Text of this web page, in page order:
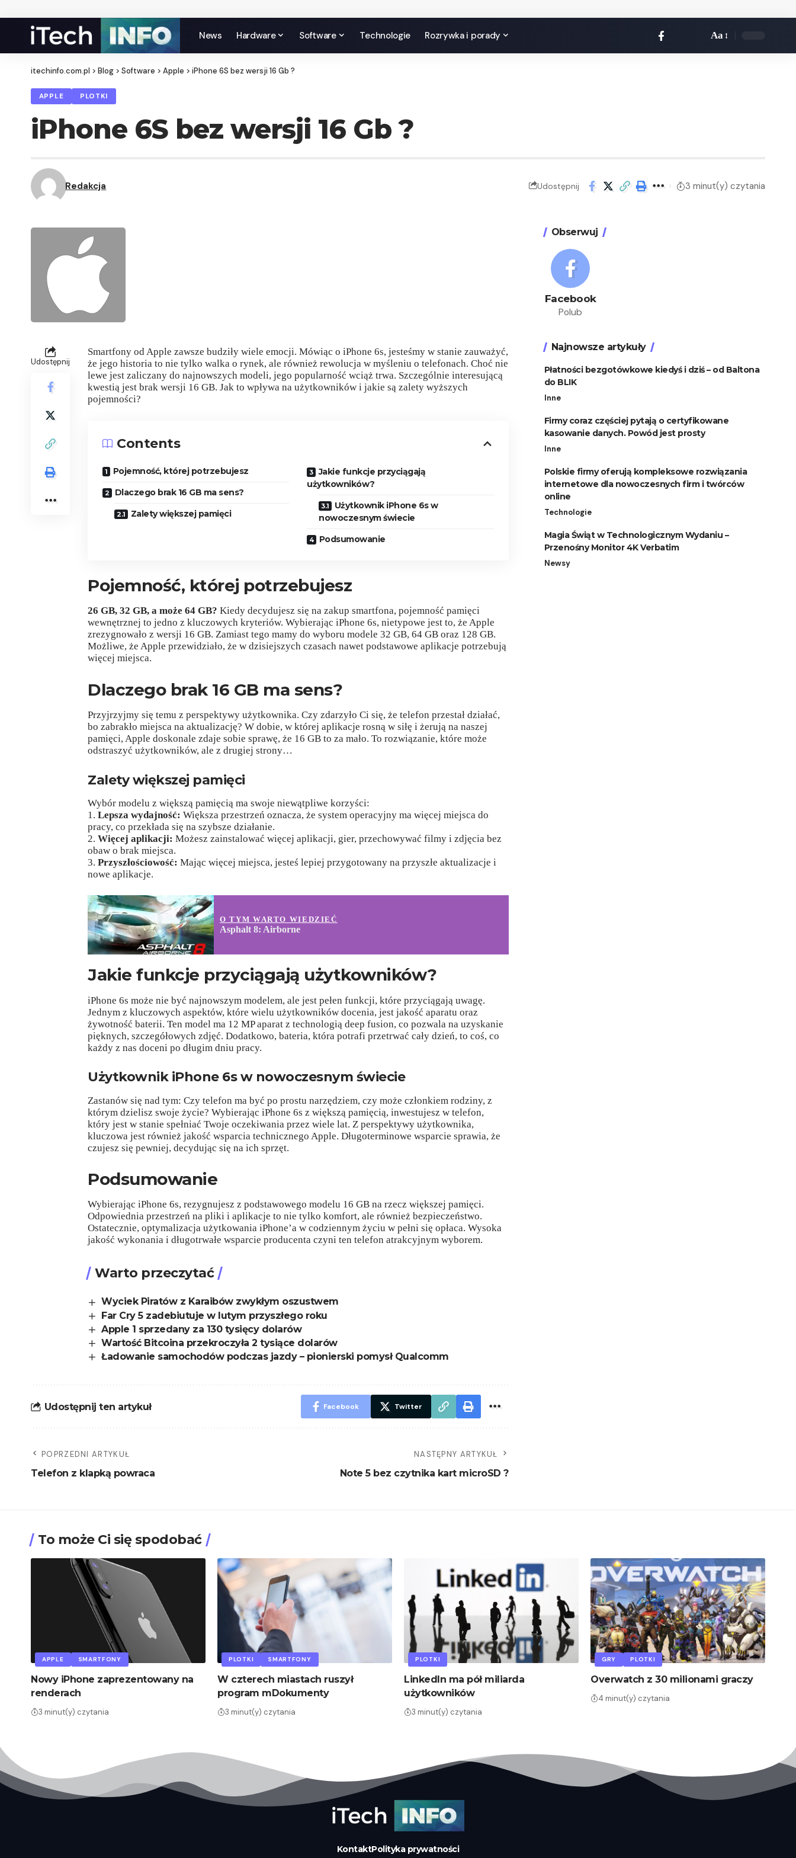
News Hardware Software Technologie Rozrywka i porady Aa
itechinfo.com.pl > Blog > Software > Apple > iPhone 6S bez wersji 16 Gb ?
APPLE PLOTKI
iPhone 6S bez wersji 16 Gb ?
Redakcja Udostępnij 3 minut(y) czytania
Udostępnij
Smartfony od Apple zawsze budziły wiele emocji. Mówiąc o iPhone 6s, jesteśmy w stanie zauważyć,
że jego historia to nie tylko walka o rynek, ale również rewolucja w myśleniu o telefonach. Choć nie
lewe jest zaliczany do najnowszych modeli, jego popularność wciąż trwa. Szczególnie interesującą
kwestią jest brak wersji 16 GB. Jak to wpływa na użytkowników i jakie są zalety wyższych
pojemności?
Contents
Pojemność, której potrzebujesz
Dlaczego brak 16 GB ma sens?
Zalety większej pamięci
Jakie funkcje przyciągają
użytkowników?
Użytkownik iPhone 6s w
nowoczesnym świecie
Podsumowanie
Pojemność, której potrzebujesz
26 GB, 32 GB, a może 64 GB? Kiedy decydujesz się na zakup smartfona, pojemność pamięci
wewnętrznej to jedno z kluczowych kryteriów. Wybierając iPhone 6s, nietypowe jest to, że Apple
zrezygnowało z wersji 16 GB. Zamiast tego mamy do wyboru modele 32 GB, 64 GB oraz 128 GB.
Możliwe, że Apple przewidziało, że w dzisiejszych czasach nawet podstawowe aplikacje potrzebują
więcej miejsca.
Dlaczego brak 16 GB ma sens?
Przyjrzyjmy się temu z perspektywy użytkownika. Czy zdarzyło Ci się, że telefon przestał działać,
bo zabrakło miejsca na aktualizację? W dobie, w której aplikacje rosną w siłę i żerują na naszej
pamięci, Apple doskonale zdaje sobie sprawę, że 16 GB to za mało. To rozwiązanie, które może
odstraszyć użytkowników, ale z drugiej strony…
Zalety większej pamięci
Wybór modelu z większą pamięcią ma swoje niewątpliwe korzyści:
1. Lepsza wydajność: Większa przestrzeń oznacza, że system operacyjny ma więcej miejsca do
pracy, co przekłada się na szybsze działanie.
2. Więcej aplikacji: Możesz zainstalować więcej aplikacji, gier, przechowywać filmy i zdjęcia bez
obaw o brak miejsca.
3. Przyszłościowość: Mając więcej miejsca, jesteś lepiej przygotowany na przyszłe aktualizacje i
nowe aplikacje.
O TYM WARTO WIEDZIEĆ
Asphalt 8: Airborne
Jakie funkcje przyciągają użytkowników?
iPhone 6s może nie być najnowszym modelem, ale jest pełen funkcji, które przyciągają uwagę.
Jednym z kluczowych aspektów, które wielu użytkowników docenia, jest jakość aparatu oraz
żywotność baterii. Ten model ma 12 MP aparat z technologią deep fusion, co pozwala na uzyskanie
pięknych, szczegółowych zdjęć. Dodatkowo, bateria, która potrafi przetrwać cały dzień, to coś, co
każdy z nas doceni po długim dniu pracy.
Użytkownik iPhone 6s w nowoczesnym świecie
Zastanów się nad tym: Czy telefon ma być po prostu narzędziem, czy może członkiem rodziny, z
którym dzielisz swoje życie? Wybierając iPhone 6s z większą pamięcią, inwestujesz w telefon,
który jest w stanie spełniać Twoje oczekiwania przez wiele lat. Z perspektywy użytkownika,
kluczowa jest również jakość wsparcia technicznego Apple. Długoterminowe wsparcie sprawia, że
czujesz się pewniej, decydując się na ich sprzęt.
Podsumowanie
Wybierając iPhone 6s, rezygnujesz z podstawowego modelu 16 GB na rzecz większej pamięci.
Odpowiednia przestrzeń na pliki i aplikacje to nie tylko komfort, ale również bezpieczeństwo.
Ostatecznie, optymalizacja użytkowania iPhone’a w codziennym życiu w pełni się opłaca. Wysoka
jakość wykonania i długotrwałe wsparcie producenta czyni ten telefon atrakcyjnym wyborem.
Warto przeczytać
Wyciek Piratów z Karaibów zwykłym oszustwem
Far Cry 5 zadebiutuje w lutym przyszłego roku
Apple 1 sprzedany za 130 tysięcy dolarów
Wartość Bitcoina przekroczyła 2 tysiące dolarów
Ładowanie samochodów podczas jazdy – pionierski pomysł Qualcomm
Udostępnij ten artykuł Facebook Twitter
POPRZEDNI ARTYKUŁ
Telefon z klapką powraca
NASTĘPNY ARTYKUŁ
Note 5 bez czytnika kart microSD ?
Obserwuj
Facebook
Polub
Najnowsze artykuły
Płatności bezgotówkowe kiedyś i dziś – od Baltona
do BLIK
Inne
Firmy coraz częściej pytają o certyfikowane
kasowanie danych. Powód jest prosty
Inne
Polskie firmy oferują kompleksowe rozwiązania
internetowe dla nowoczesnych firm i twórców
online
Technologie
Magia Świąt w Technologicznym Wydaniu –
Przenośny Monitor 4K Verbatim
Newsy
To może Ci się spodobać
APPLE SMARTFONY
Nowy iPhone zaprezentowany na
renderach
3 minut(y) czytania
PLOTKI SMARTFONY
W czterech miastach ruszył
program mDokumenty
3 minut(y) czytania
PLOTKI
LinkedIn ma pół miliarda
użytkowników
3 minut(y) czytania
GRY PLOTKI
Overwatch z 30 milionami graczy
4 minut(y) czytania
KontaktPolityka prywatności